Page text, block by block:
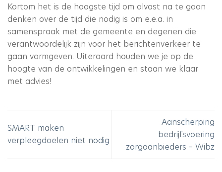
Kortom het is de hoogste tijd om alvast na te gaan
denken over de tijd die nodig is om e.e.a. in
samenspraak met de gemeente en degenen die
verantwoordelijk zijn voor het berichtenverkeer te
gaan vormgeven. Uiteraard houden we je op de
hoogte van de ontwikkelingen en staan we klaar
met advies!
SMART maken
verpleegdoelen niet nodig
Aanscherping
bedrijfsvoering
zorgaanbieders – Wibz